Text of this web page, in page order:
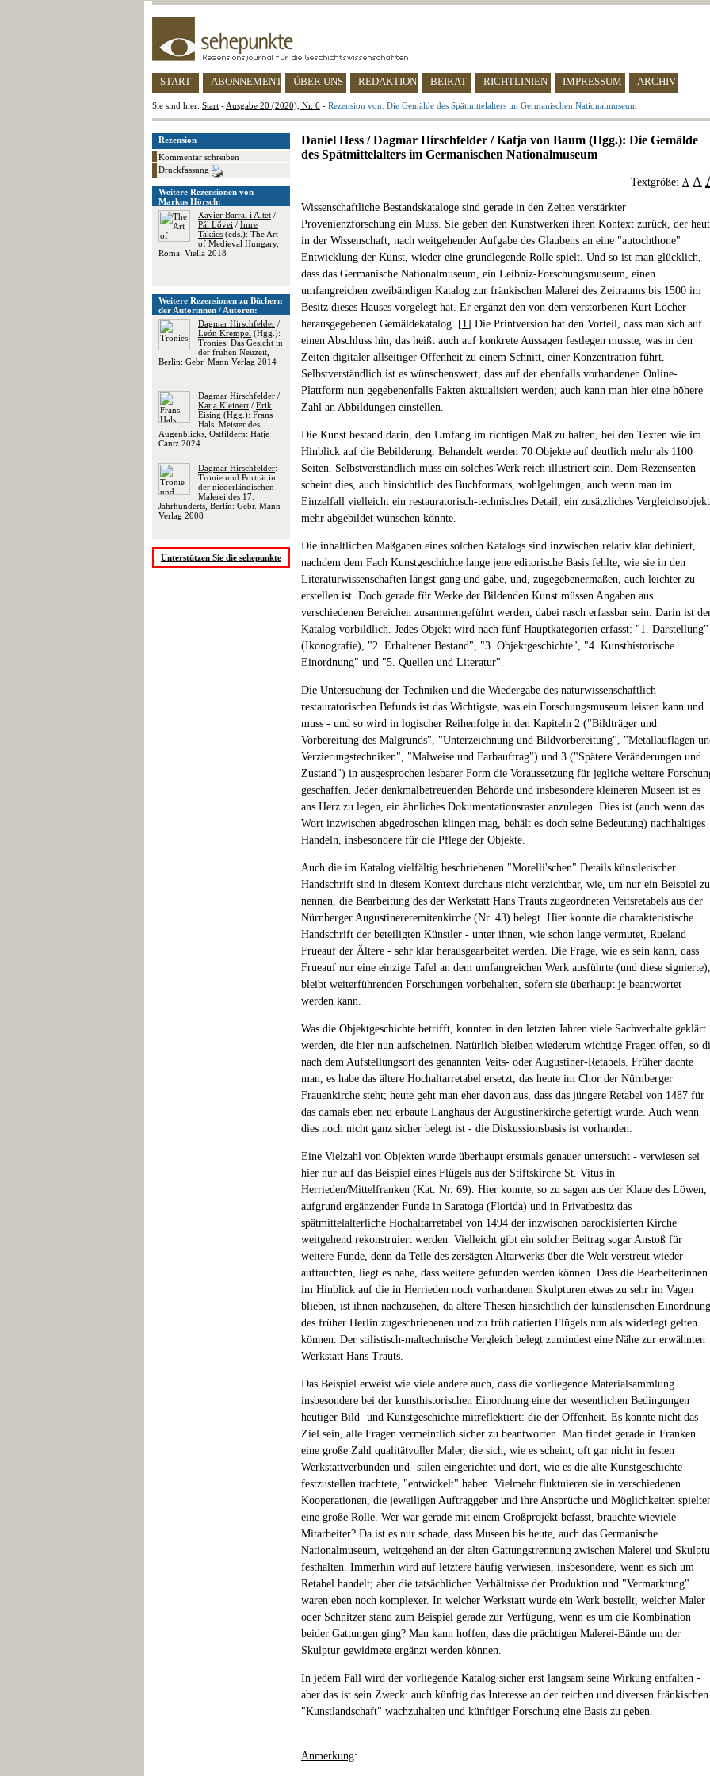
START ABONNEMENT ÜBER UNS REDAKTION BEIRAT RICHTLINIEN IMPRESSUM ARCHIV
Sie sind hier: Start - Ausgabe 20 (2020), Nr. 6 - Rezension von: Die Gemälde des Spätmittelalters im Germanischen Nationalmuseum
Rezension
Kommentar schreiben
Druckfassung
Weitere Rezensionen von
Markus Hörsch:
Xavier Barral i Altet /
Pál Lővei / Imre
Takács (eds.): The Art
of Medieval Hungary,
Roma: Viella 2018
Weitere Rezensionen zu Büchern
der Autorinnen / Autoren:
Dagmar Hirschfelder /
León Krempel (Hgg.):
Tronies. Das Gesicht in
der frühen Neuzeit,
Berlin: Gebr. Mann Verlag 2014
Dagmar Hirschfelder /
Katja Kleinert / Erik
Eising (Hgg.): Frans
Hals. Meister des
Augenblicks, Ostfildern: Hatje
Cantz 2024
Dagmar Hirschfelder:
Tronie und Porträt in
der niederländischen
Malerei des 17.
Jahrhunderts, Berlin: Gebr. Mann
Verlag 2008
Unterstützen Sie die sehepunkte
Daniel Hess / Dagmar Hirschfelder / Katja von Baum (Hgg.): Die Gemälde
des Spätmittelalters im Germanischen Nationalmuseum
Textgröße: A A
Wissenschaftliche Bestandskataloge sind gerade in den Zeiten verstärkter
Provenienzforschung ein Muss. Sie geben den Kunstwerken ihren Kontext zurück, der
in der Wissenschaft, nach weitgehender Aufgabe des Glaubens an eine "autochthone"
Entwicklung der Kunst, wieder eine grundlegende Rolle spielt. Und so ist man glücklich,
dass das Germanische Nationalmuseum, ein Leibniz-Forschungsmuseum, einen
umfangreichen zweibändigen Katalog zur fränkischen Malerei des Zeitraums bis 1500 im
Besitz dieses Hauses vorgelegt hat. Er ergänzt den von dem verstorbenen Kurt Löcher
herausgegebenen Gemäldekatalog. [1] Die Printversion hat den Vorteil, dass man sich auf
einen Abschluss hin, das heißt auch auf konkrete Aussagen festlegen musste, was in den
Zeiten digitaler allseitiger Offenheit zu einem Schnitt, einer Konzentration führt.
Selbstverständlich ist es wünschenswert, dass auf der ebenfalls vorhandenen Online-
Plattform nun gegebenenfalls Fakten aktualisiert werden; auch kann man hier eine höhere
Zahl an Abbildungen einstellen.
Die Kunst bestand darin, den Umfang im richtigen Maß zu halten, bei den Texten wie im
Hinblick auf die Bebilderung: Behandelt werden 70 Objekte auf deutlich mehr als 1100
Seiten. Selbstverständlich muss ein solches Werk reich illustriert sein. Dem Rezensenten
scheint dies, auch hinsichtlich des Buchformats, wohlgelungen, auch wenn man im
Einzelfall vielleicht ein restauratorisch-technisches Detail, ein zusätzliches Vergleichsobjekt
mehr abgebildet wünschen könnte.
Die inhaltlichen Maßgaben eines solchen Katalogs sind inzwischen relativ klar definiert,
nachdem dem Fach Kunstgeschichte lange jene editorische Basis fehlte, wie sie in den
Literaturwissenschaften längst gang und gäbe, und, zugegebenermaßen, auch leichter zu
erstellen ist. Doch gerade für Werke der Bildenden Kunst müssen Angaben aus
verschiedenen Bereichen zusammengeführt werden, dabei rasch erfassbar sein. Darin ist
Katalog vorbildlich. Jedes Objekt wird nach fünf Hauptkategorien erfasst: "1. Darstellung"
(Ikonografie), "2. Erhaltener Bestand", "3. Objektgeschichte", "4. Kunsthistorische
Einordnung" und "5. Quellen und Literatur".
Die Untersuchung der Techniken und die Wiedergabe des naturwissenschaftlich-
restauratorischen Befunds ist das Wichtigste, was ein Forschungsmuseum leisten kann und
muss - und so wird in logischer Reihenfolge in den Kapiteln 2 ("Bildträger und
Vorbereitung des Malgrunds", "Unterzeichnung und Bildvorbereitung", "Metallauflagen
Verzierungstechniken", "Malweise und Farbauftrag") und 3 ("Spätere Veränderungen und
Zustand") in ausgesprochen lesbarer Form die Voraussetzung für jegliche weitere
geschaffen. Jeder denkmalbetreuenden Behörde und insbesondere kleineren Museen ist es
ans Herz zu legen, ein ähnliches Dokumentationsraster anzulegen. Dies ist (auch wenn das
Wort inzwischen abgedroschen klingen mag, behält es doch seine Bedeutung) nachhaltiges
Handeln, insbesondere für die Pflege der Objekte.
Auch die im Katalog vielfältig beschriebenen "Morelli'schen" Details künstlerischer
Handschrift sind in diesem Kontext durchaus nicht verzichtbar, wie, um nur ein Beispiel zu
nennen, die Bearbeitung des der Werkstatt Hans Trauts zugeordneten Veitsretabels aus der
Nürnberger Augustinereremitenkirche (Nr. 43) belegt. Hier konnte die charakteristische
Handschrift der beteiligten Künstler - unter ihnen, wie schon lange vermutet, Rueland
Frueauf der Ältere - sehr klar herausgearbeitet werden. Die Frage, wie es sein kann, dass
Frueauf nur eine einzige Tafel an dem umfangreichen Werk ausführte (und diese signierte),
bleibt weiterführenden Forschungen vorbehalten, sofern sie überhaupt je beantwortet
werden kann.
Was die Objektgeschichte betrifft, konnten in den letzten Jahren viele Sachverhalte geklärt
werden, die hier nun aufscheinen. Natürlich bleiben wiederum wichtige Fragen offen, so
nach dem Aufstellungsort des genannten Veits- oder Augustiner-Retabels. Früher dachte
man, es habe das ältere Hochaltarretabel ersetzt, das heute im Chor der Nürnberger
Frauenkirche steht; heute geht man eher davon aus, dass das jüngere Retabel von 1487 für
das damals eben neu erbaute Langhaus der Augustinerkirche gefertigt wurde. Auch wenn
dies noch nicht ganz sicher belegt ist - die Diskussionsbasis ist vorhanden.
Eine Vielzahl von Objekten wurde überhaupt erstmals genauer untersucht - verwiesen sei
hier nur auf das Beispiel eines Flügels aus der Stiftskirche St. Vitus in
Herrieden/Mittelfranken (Kat. Nr. 69). Hier konnte, so zu sagen aus der Klaue des Löwen,
aufgrund ergänzender Funde in Saratoga (Florida) und in Privatbesitz das
spätmittelalterliche Hochaltarretabel von 1494 der inzwischen barockisierten Kirche
weitgehend rekonstruiert werden. Vielleicht gibt ein solcher Beitrag sogar Anstoß für
weitere Funde, denn da Teile des zersägten Altarwerks über die Welt verstreut wieder
auftauchten, liegt es nahe, dass weitere gefunden werden können. Dass die Bearbeiterinnen
im Hinblick auf die in Herrieden noch vorhandenen Skulpturen etwas zu sehr im Vagen
blieben, ist ihnen nachzusehen, da ältere Thesen hinsichtlich der künstlerischen Einordnung
des früher Herlin zugeschriebenen und zu früh datierten Flügels nun als widerlegt gelten
können. Der stilistisch-maltechnische Vergleich belegt zumindest eine Nähe zur erwähnten
Werkstatt Hans Trauts.
Das Beispiel erweist wie viele andere auch, dass die vorliegende Materialsammlung
insbesondere bei der kunsthistorischen Einordnung eine der wesentlichen Bedingungen
heutiger Bild- und Kunstgeschichte mitreflektiert: die der Offenheit. Es konnte nicht das
Ziel sein, alle Fragen vermeintlich sicher zu beantworten. Man findet gerade in Franken
eine große Zahl qualitätvoller Maler, die sich, wie es scheint, oft gar nicht in festen
Werkstattverbünden und -stilen eingerichtet und dort, wie es die alte Kunstgeschichte
festzustellen trachtete, "entwickelt" haben. Vielmehr fluktuieren sie in verschiedenen
Kooperationen, die jeweiligen Auftraggeber und ihre Ansprüche und Möglichkeiten
eine große Rolle. Wer war gerade mit einem Großprojekt befasst, brauchte wieviele
Mitarbeiter? Da ist es nur schade, dass Museen bis heute, auch das Germanische
Nationalmuseum, weitgehend an der alten Gattungstrennung zwischen Malerei und
festhalten. Immerhin wird auf letztere häufig verwiesen, insbesondere, wenn es sich um
Retabel handelt; aber die tatsächlichen Verhältnisse der Produktion und "Vermarktung"
waren eben noch komplexer. In welcher Werkstatt wurde ein Werk bestellt, welcher Maler
oder Schnitzer stand zum Beispiel gerade zur Verfügung, wenn es um die Kombination
beider Gattungen ging? Man kann hoffen, dass die prächtigen Malerei-Bände um der
Skulptur gewidmete ergänzt werden können.
In jedem Fall wird der vorliegende Katalog sicher erst langsam seine Wirkung entfalten -
aber das ist sein Zweck: auch künftig das Interesse an der reichen und diversen fränkischen
"Kunstlandschaft" wachzuhalten und künftiger Forschung eine Basis zu geben.
Anmerkung: